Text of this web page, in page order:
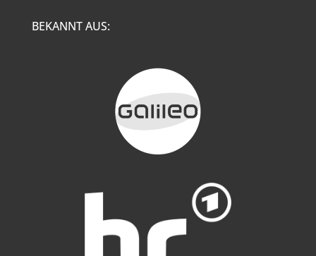
BEKANNT AUS: